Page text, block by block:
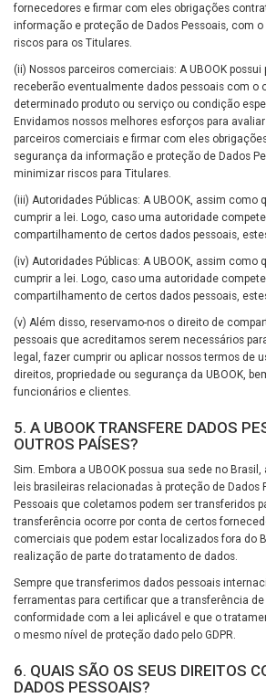
fornecedores e firmar com eles obrigações
informação e proteção de Dados Pessoais, com
riscos para os Titulares.
(ii) Nossos parceiros comerciais: A UBOOK
receberão eventualmente dados pessoais com o
determinado produto ou serviço ou condição
Envidamos nossos melhores esforços para
parceiros comerciais e firmar com eles
segurança da informação e proteção de Dados
minimizar riscos para Titulares.
(iii) Autoridades Públicas: A UBOOK, assim como
cumprir a lei. Logo, caso uma autoridade
compartilhamento de certos dados pessoais,
(iv) Autoridades Públicas: A UBOOK, assim como
cumprir a lei. Logo, caso uma autoridade
compartilhamento de certos dados pessoais,
(v) Além disso, reservamo-nos o direito de
pessoais que acreditamos serem necessários
legal, fazer cumprir ou aplicar nossos termos de
direitos, propriedade ou segurança da UBOOK,
funcionários e clientes.
5. A UBOOK TRANSFERE DADOS
OUTROS PAÍSES?
Sim. Embora a UBOOK possua sua sede no
leis brasileiras relacionadas à proteção de Dados
Pessoais que coletamos podem ser transferidos
transferência ocorre por conta de certos
comerciais que podem estar localizados fora do
realização de parte do tratamento de dados.
Sempre que transferimos dados pessoais
ferramentas para certificar que a transferência
conformidade com a lei aplicável e que o
o mesmo nível de proteção dado pelo GDPR.
6. QUAIS SÃO OS SEUS DIREITOS
DADOS PESSOAIS?